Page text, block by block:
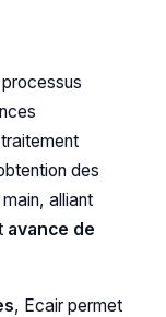
des
alliant
avance de
, Ecair permet